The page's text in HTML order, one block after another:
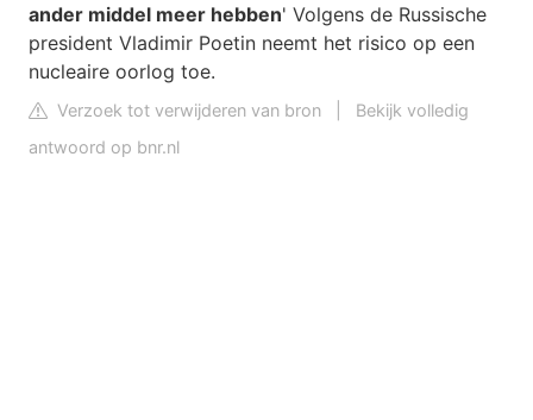
ander middel meer hebben' Volgens de Russische
president Vladimir Poetin neemt het risico op een
nucleaire oorlog toe.
Verzoek tot verwijderen van bron
Bekijk volledig
antwoord op bnr.nl